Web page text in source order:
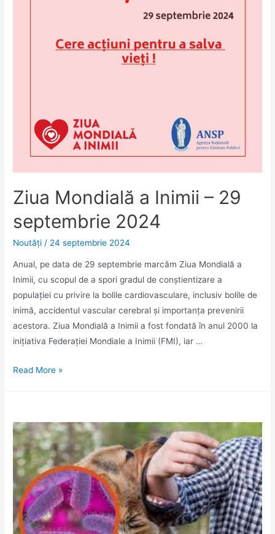
Ziua Mondială a Inimii – 29
septembrie 2024
Noutăţi / 24 septembrie 2024
Anual, pe data de 29 septembrie marcăm Ziua Mondială a
Inimii, cu scopul de a spori gradul de conștientizare a
populației cu privire la bolile cardiovasculare, inclusiv bolile de
inimă, accidentul vascular cerebral și importanța prevenirii
acestora. Ziua Mondială a Inimii a fost fondată în anul 2000 la
inițiativa Federației Mondiale a Inimii (FMI), iar …
Ziua
–
29
septembrie
2024
Read More »